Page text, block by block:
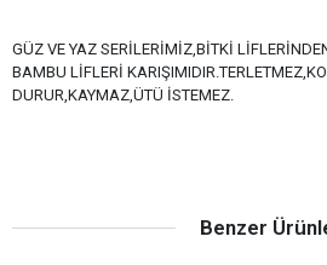
GÜZ VE YAZ SERİLERİMİZ,BİTKİ
BAMBU LİFLERİ
DURUR,KAYMAZ,ÜTÜ İSTEMEZ.
Benzer